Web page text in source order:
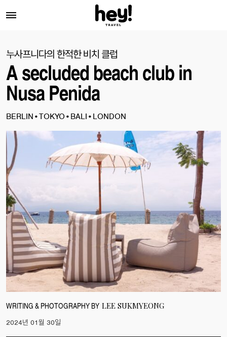
누사프니다의 한적한 비치 클럽
A secluded beach club in
Nusa Penida
BERLIN•TOKYO•BALI•LONDON
WRITING & PHOTOGRAPHY BY LEE SUKMYEONG
2024년 01월 30일